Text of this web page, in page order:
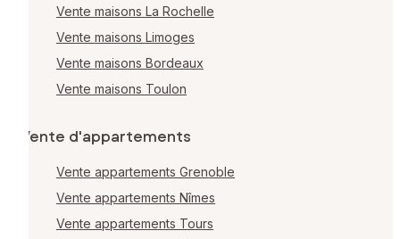
Vente maisons La Rochelle
Vente maisons Limoges
Vente maisons Bordeaux
Vente maisons Toulon
Vente d'appartements
Vente appartements Grenoble
Vente appartements Nîmes
Vente appartements Tours